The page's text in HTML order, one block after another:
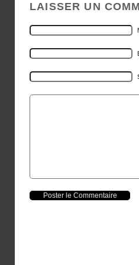
LAISSER UN